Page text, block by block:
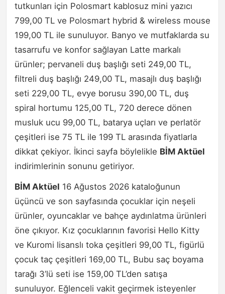
tutkunları için Polosmart kablosuz mini yazıcı
799,00 TL ve Polosmart hybrid & wireless mouse
199,00 TL ile sunuluyor. Banyo ve mutfaklarda su
tasarrufu ve konfor sağlayan Latte markalı
ürünler; pervaneli duş başlığı seti 249,00 TL,
filtreli duş başlığı 249,00 TL, masajlı duş başlığı
seti 229,00 TL, evye borusu 390,00 TL, duş
spiral hortumu 125,00 TL, 720 derece dönen
musluk ucu 99,00 TL, batarya uçları ve perlatör
çeşitleri ise 75 TL ile 199 TL arasında fiyatlarla
dikkat çekiyor. İkinci sayfa böylelikle BİM Aktüel
indirimlerinin sonunu getiriyor.
BİM Aktüel 16 Ağustos 2026 kataloğunun
üçüncü ve son sayfasında çocuklar için neşeli
ürünler, oyuncaklar ve bahçe aydınlatma ürünleri
öne çıkıyor. Kız çocuklarının favorisi Hello Kitty
ve Kuromi lisanslı toka çeşitleri 99,00 TL, figürlü
çocuk taç çeşitleri 169,00 TL, Bubu saç boyama
tarağı 3’lü seti ise 159,00 TL’den satışa
sunuluyor. Eğlenceli vakit geçirmek isteyenler